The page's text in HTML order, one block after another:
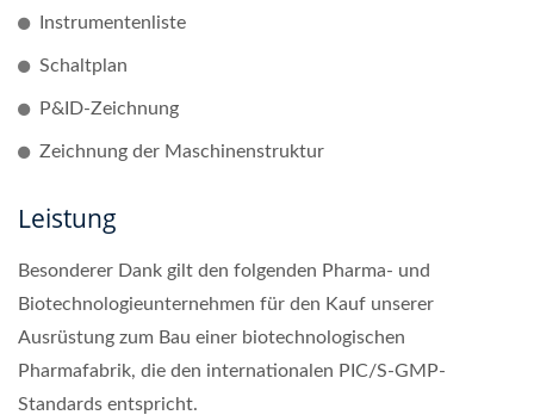
Instrumentenliste
Schaltplan
P&ID-Zeichnung
Zeichnung der Maschinenstruktur
Leistung
Besonderer Dank gilt den folgenden Pharma- und
Biotechnologieunternehmen für den Kauf unserer
Ausrüstung zum Bau einer biotechnologischen
Pharmafabrik, die den internationalen PIC/S-GMP-
Standards entspricht.